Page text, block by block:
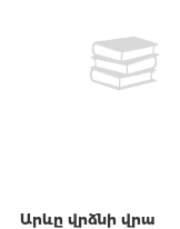
Արևը վրձնի վրա